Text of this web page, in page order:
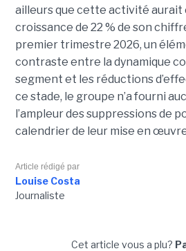
ailleurs que cette activité
croissance de 22 % de son
premier trimestre 2026, un
contraste entre la dynamique
segment et les réductions
ce stade, le groupe n’a fourni
l’ampleur des suppressions de
calendrier de leur mise en
Article rédigé par
Louise Costa
Journaliste
Cet article vous a plu?